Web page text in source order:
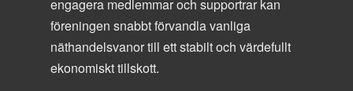
engagera medlemmar och supportrar kan
föreningen snabbt förvandla vanliga
näthandelsvanor till ett stabilt och värdefullt
ekonomiskt tillskott.